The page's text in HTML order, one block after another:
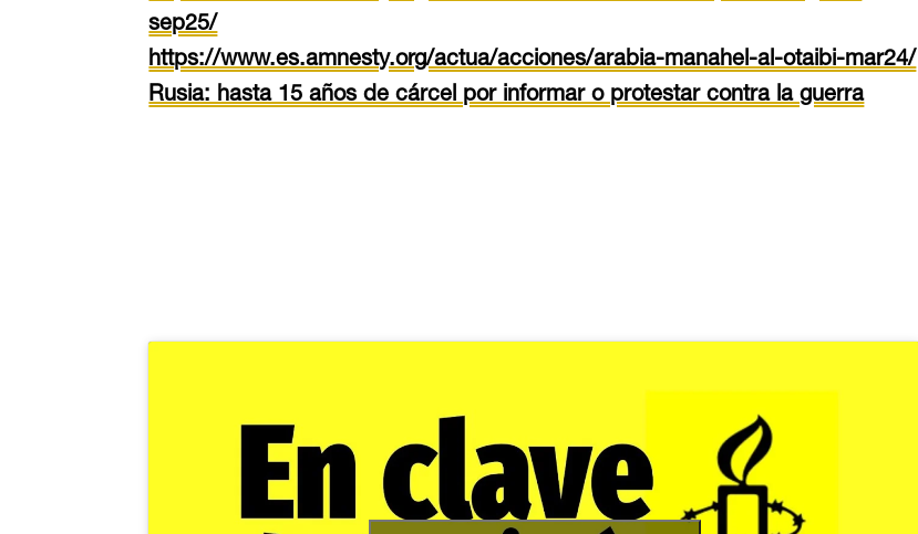
sep25/
https://www.es.amnesty.org/actua/acciones/arabia-manahel-al-otaibi-mar24/
Rusia: hasta 15 años de cárcel por informar o protestar contra la guerra